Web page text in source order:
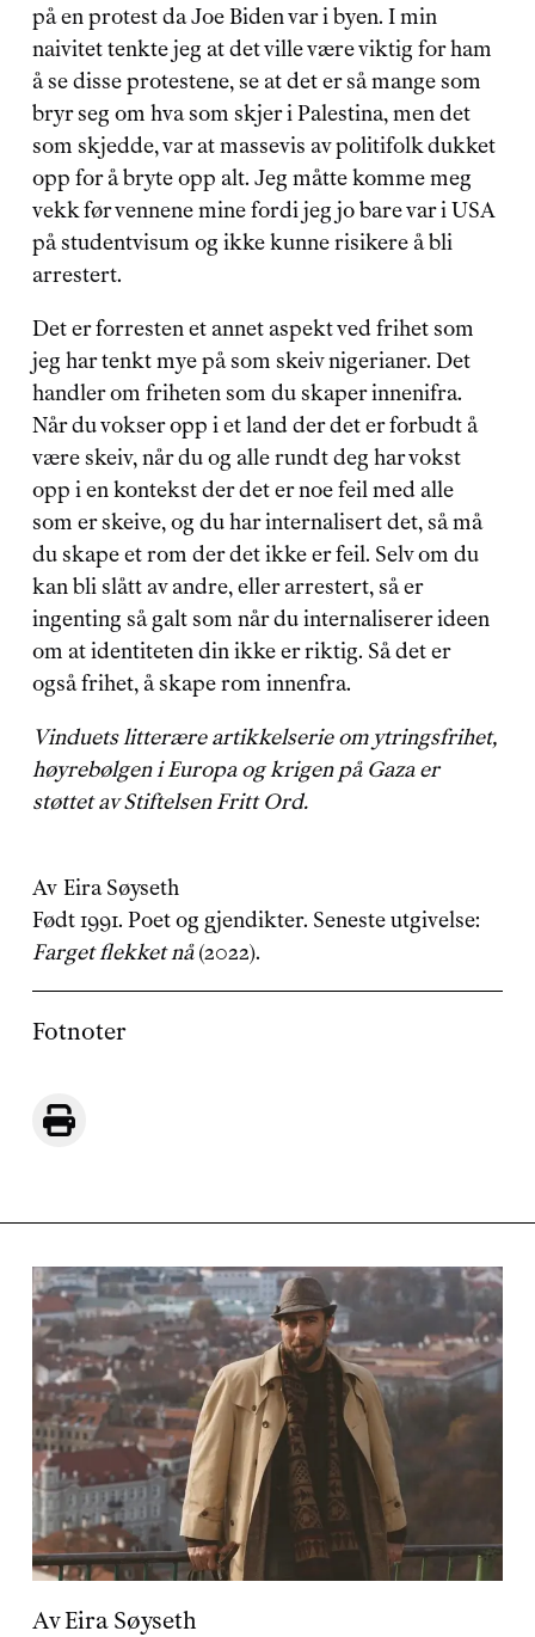
på en protest da Joe Biden var i byen. I min
naivitet tenkte jeg at det ville være viktig for ham
å se disse protestene, se at det er så mange som
bryr seg om hva som skjer i Palestina, men det
som skjedde, var at massevis av politifolk dukket
opp for å bryte opp alt. Jeg måtte komme meg
vekk før vennene mine fordi jeg jo bare var i USA
på studentvisum og ikke kunne risikere å bli
arrestert.
Det er forresten et annet aspekt ved frihet som
jeg har tenkt mye på som skeiv nigerianer. Det
handler om friheten som du skaper innenifra.
Når du vokser opp i et land der det er forbudt å
være skeiv, når du og alle rundt deg har vokst
opp i en kontekst der det er noe feil med alle
som er skeive, og du har internalisert det, så må
du skape et rom der det ikke er feil. Selv om du
kan bli slått av andre, eller arrestert, så er
ingenting så galt som når du internaliserer ideen
om at identiteten din ikke er riktig. Så det er
også frihet, å skape rom innenfra.
Vinduets litterære artikkelserie om ytringsfrihet,
høyrebølgen i Europa og krigen på Gaza er
støttet av Stiftelsen Fritt Ord.
Av Eira Søyseth
Født 1991. Poet og gjendikter. Seneste utgivelse:
Farget flekket nå (2022).
Fotnoter
AvEira Søyseth